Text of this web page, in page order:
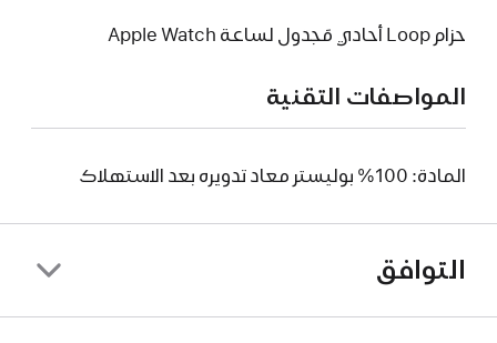
حزام Loop أحادي مَجدول لساعة Apple Watch
المواصفات التقنية
المادة: 100% بوليستر معاد تدويره بعد الاستهلاك
التوافق